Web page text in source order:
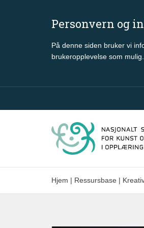
Personvern og
På denne siden bruker vi
brukeropplevelse som
Gå til hovedinnhold
Hjem | Ressursbase |